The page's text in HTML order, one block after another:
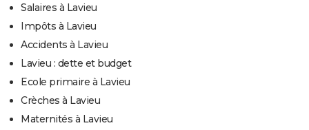
Salaires à Lavieu
Impôts à Lavieu
Accidents à Lavieu
Lavieu : dette et budget
Ecole primaire à Lavieu
Crèches à Lavieu
Maternités à Lavieu